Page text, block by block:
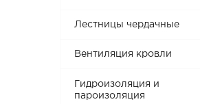
Лестницы чердачные
Вентиляция кровли
Гидроизоляция и
пароизоляция